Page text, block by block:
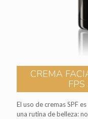
CREMA
El uso de cremas SPF
una rutina de belleza: